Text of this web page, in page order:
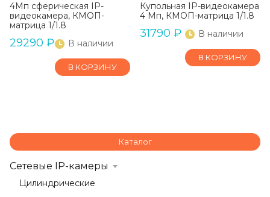
4Мп сферическая IP-
видеокамера, КМОП-
матрица 1/1.8
29290 ₽ В наличии
В КОРЗИНУ
Купольная IP-видеокамера
4 Мп, КМОП-матрица 1/1.8
31790 ₽ В наличии
В КОРЗИНУ
Каталог
Сетевые IP-камеры
Цилиндрические